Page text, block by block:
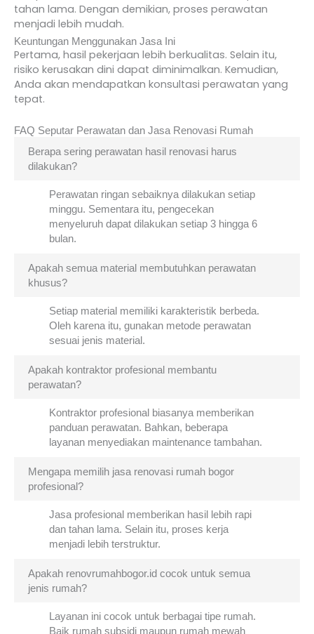
tahan lama. Dengan demikian, proses perawatan
menjadi lebih mudah.
Keuntungan Menggunakan Jasa Ini
Pertama, hasil pekerjaan lebih berkualitas. Selain itu,
risiko kerusakan dini dapat diminimalkan. Kemudian,
Anda akan mendapatkan konsultasi perawatan yang
tepat.
FAQ Seputar Perawatan dan Jasa Renovasi Rumah
Berapa sering perawatan hasil renovasi harus
dilakukan?
Perawatan ringan sebaiknya dilakukan setiap
minggu. Sementara itu, pengecekan
menyeluruh dapat dilakukan setiap 3 hingga 6
bulan.
Apakah semua material membutuhkan perawatan
khusus?
Setiap material memiliki karakteristik berbeda.
Oleh karena itu, gunakan metode perawatan
sesuai jenis material.
Apakah kontraktor profesional membantu
perawatan?
Kontraktor profesional biasanya memberikan
panduan perawatan. Bahkan, beberapa
layanan menyediakan maintenance tambahan.
Mengapa memilih jasa renovasi rumah bogor
profesional?
Jasa profesional memberikan hasil lebih rapi
dan tahan lama. Selain itu, proses kerja
menjadi lebih terstruktur.
Apakah renovrumahbogor.id cocok untuk semua
jenis rumah?
Layanan ini cocok untuk berbagai tipe rumah.
Baik rumah subsidi maupun rumah mewah